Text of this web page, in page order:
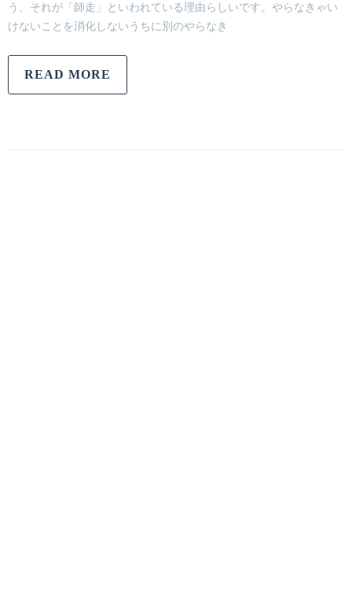
う、それが「師走」といわれている理由らしいです。やらなきゃい
けないことを消化しないうちに別のやらなき
READ MORE